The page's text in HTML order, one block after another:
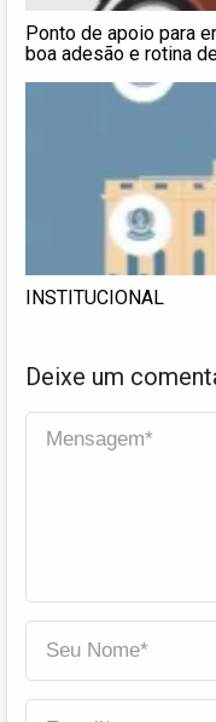
Ponto de apoio para
boa adesão e rotina
INSTITUCIONAL
Deixe um